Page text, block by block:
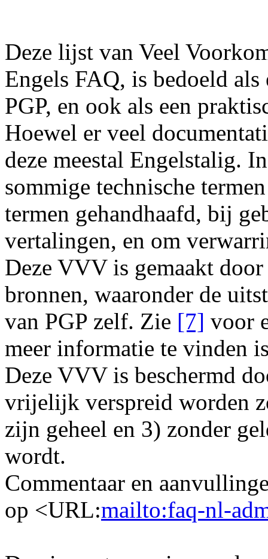
Deze lijst van Veel
Engels FAQ, is bedoeld
PGP, en ook als een
Hoewel er veel
deze meestal Engelstalig.
sommige technische
termen gehandhaafd, bij
vertalingen, en om
Deze VVV is gemaakt
bronnen, waaronder de
van PGP zelf. Zie [7] voor
meer informatie te vinden
Deze VVV is beschermd
vrijelijk verspreid worden
zijn geheel en 3) zonder
wordt.
Commentaar en
op <URL:mailto:faq-nl-